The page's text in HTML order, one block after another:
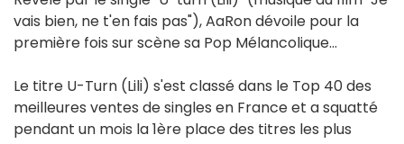
vais bien, ne t'en fais pas"), AaRon dévoile pour la
première fois sur scène sa Pop Mélancolique...
Le titre U-Turn (Lili) s'est classé dans le Top 40 des
meilleures ventes de singles en France et a squatté
pendant un mois la 1ère place des titres les plus